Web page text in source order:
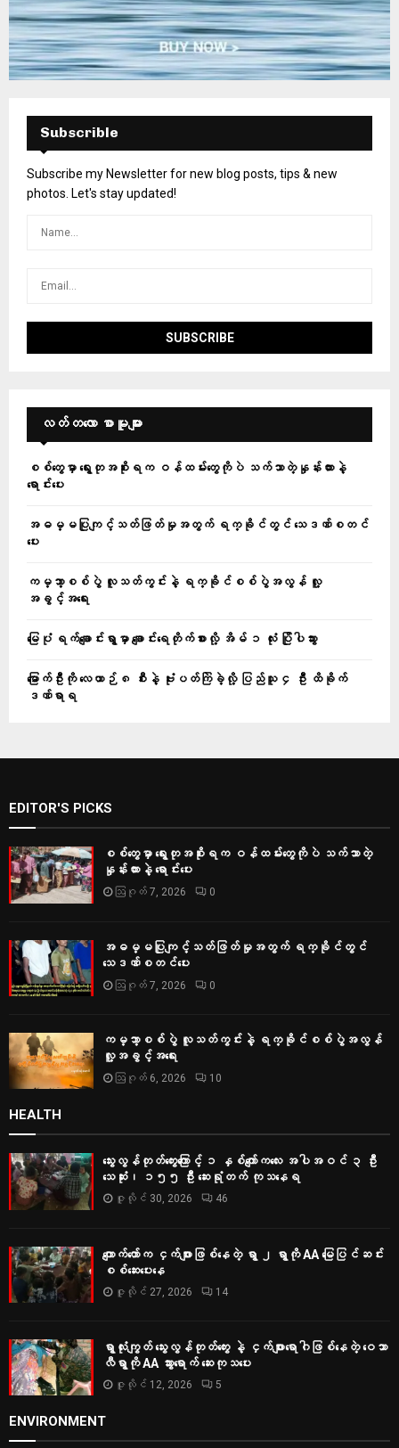
Subscrible
Subscribe my Newsletter for new blog posts, tips & new
photos. Let's stay updated!
လတ်တ‌လော စာမူများ
စစ်တွေမှာ ရွေးတုအစိုးရက ဝန်ထမ်းတွေကိုပဲ သက်သာတဲ့နှုန်းထားနဲ့
ရောင်းပေး
အဓမ္မပြုကျင့်သတ်ဖြတ်မှုအတွက် ရက္ခိုင်တွင် သေဒဏ်စတင်
ပေး
ကမ္ဘာ့စစ်ပွဲ လူသတ်ကွင်းနဲ့ ရက္ခိုင်စစ်ပွဲအလွန် လူ့
အခွင့်အရေး
မြေပုံ ရက်ချောင်းရွာမှာ ချောင်းရေတိုက်စားလို့ အိမ် ၁ လုံး ပြိုပါသွား
မြောက်ဦးကို လေယာဉ် ၈ စီးနဲ့ ဗုံးပတ်ကြဲခဲ့လို့ ပြည်သူ ၄ ဦး ထိခိုက်
ဒဏ်ရာရ
EDITOR'S PICKS
စစ်တွေမှာ ရွေးတုအစိုးရက ဝန်ထမ်းတွေကိုပဲ သက်သာတဲ့
နှုန်းထားနဲ့ ရောင်းပေး
ဩဂုတ် 7, 2026 0
အဓမ္မပြုကျင့်သတ်ဖြတ်မှုအတွက် ရက္ခိုင်တွင်
သေဒဏ်စတင်ပေး
ဩဂုတ် 7, 2026 0
ကမ္ဘာ့စစ်ပွဲ လူသတ်ကွင်းနဲ့ ရက္ခိုင်စစ်ပွဲအလွန်
လူ့အခွင့်အရေး
ဩဂုတ် 6, 2026 10
HEALTH
သွေးလွန်တုတ်ကွေးကြောင့် ၁ နှစ်ကျော်ကလေး အပါအဝင် ၃ ဦး
သေဆုံး၊ ၁၅၅ ဦး ဆေးရုံတက် ကုသနေရ
ဇူလိုင် 30, 2026 46
ကျောက်တော်က ငှက်ဖျားဖြစ်နေတဲ့ ရွာ ၂ ရွာကို AA မြေပြင်ဆင်း
စစ်‌ဆေးပေးနေ
ဇူလိုင် 27, 2026 14
ရွာလုံးကျွတ် သွေးလွန်တုတ်ကွေး နဲ့ ငှက်ဖျားရောဂါဖြစ်နေတဲ့ ဝေသာ
လီရွာကို AA သွားရောက် ဆေးကုသပေး
ဇူလိုင် 12, 2026 5
ENVIRONMENT